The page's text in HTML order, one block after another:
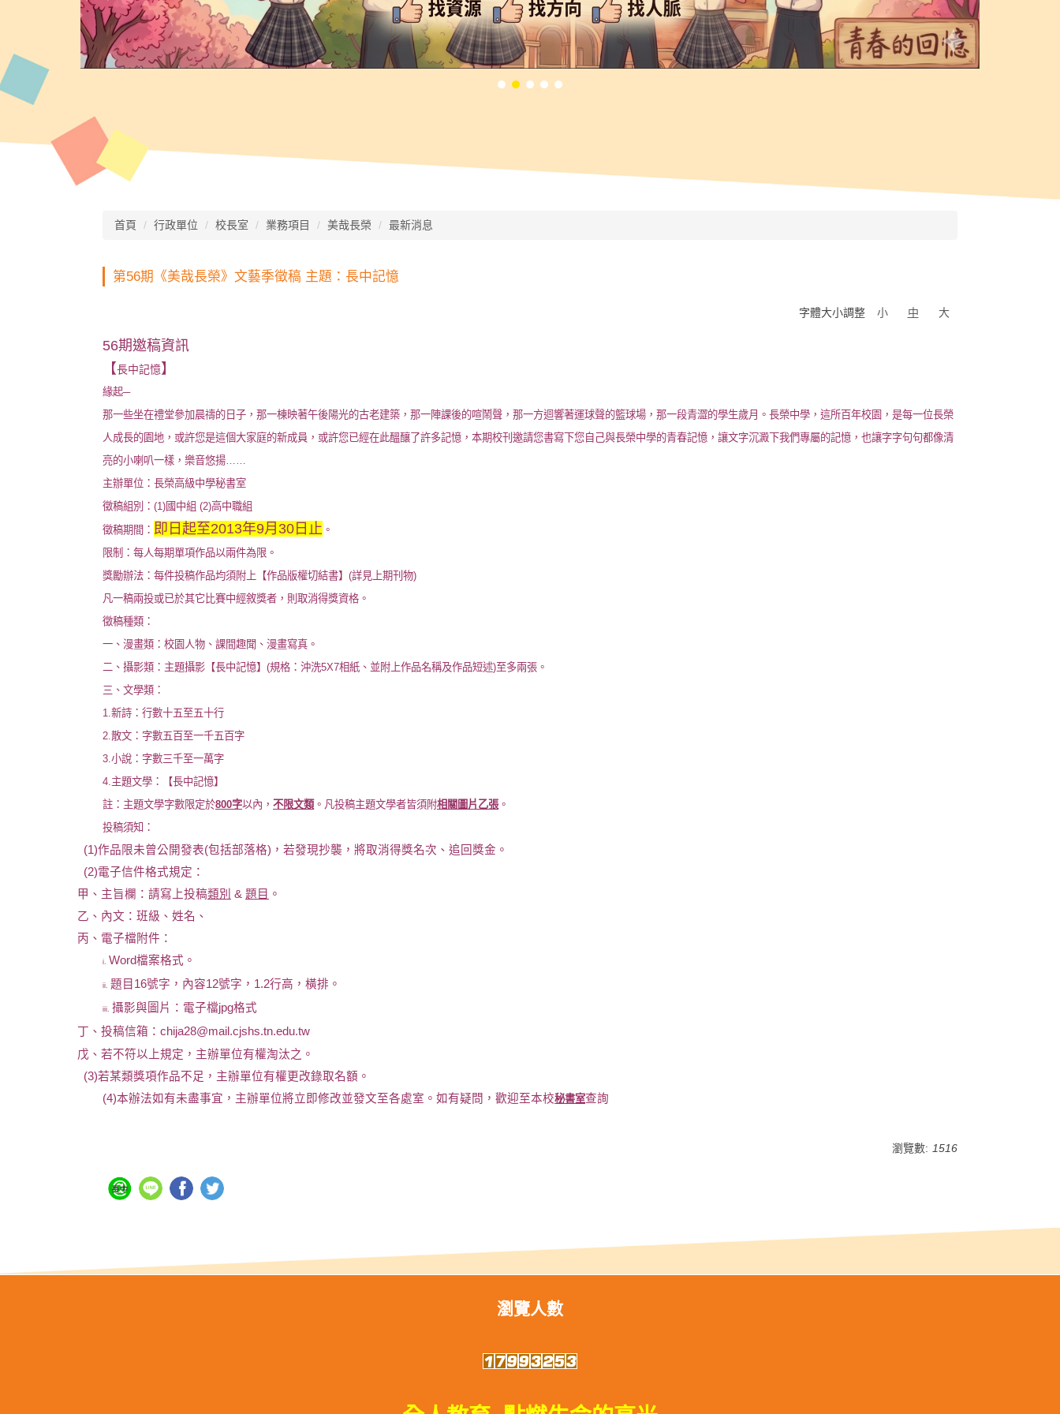
首頁 行政單位 校長室 業務項目 美哉長榮 最新消息
第56期《美哉長榮》文藝季徵稿 主題：長中記憶
字體大小調整 小 中 大
56期邀稿資訊
【長中記憶】
緣起─
那一些坐在禮堂參加晨禱的日子，那一棟映著午後陽光的古老建築，那一陣課後的喧鬧聲，那一方迴響著運球聲的籃球場，那一段青澀的學生歲月。長榮中學，這所百年校園，是每一位長榮
人成長的園地，或許您是這個大家庭的新成員，或許您已經在此醞釀了許多記憶，本期校刊邀請您書寫下您自己與長榮中學的青春記憶，讓文字沉澱下我們專屬的記憶，也讓字字句句都像清
亮的小喇叭一樣，樂音悠揚……
主辦單位：長榮高級中學秘書室
徵稿組別： (1)國中組 (2)高中職組
徵稿期間： 即日起至2013年9月 30 日止 。
限制：每人每期單項作品以兩件為限。
獎勵辦法：每件投稿作品均須附上【作品版權切結書】 (詳見上期刊物)
凡一稿兩投或已於其它比賽中經敘獎者，則取消得獎資格。
徵稿種類：
一、漫畫類：校園人物、課間趣聞、漫畫寫真。
二、攝影類：主題攝影【長中記憶】 (規格：沖洗5X7相紙、並附上作品名稱及作品短述)至多兩張。
三、文學類：
1.新詩：行數十五至五十行
2.散文：字數五百至一千五百字
3.小說：字數三千至一萬字
4.主題文學：【長中記憶】
註：主題文學字數限定於800字以內， 不限文類 。凡投稿主題文學者皆須附相關圖片乙張。
投稿須知：
(1)作品限未曾公開發表(包括部落格) ，若發現抄襲，將取消得獎名次、追回獎金。
(2)電子信件格式規定：
甲、主旨欄：請寫上投稿類別 & 題目 。
乙、內文：班級、姓名、
丙、電子檔附件：
i. Word檔案格式。
ii. 題目 16號字，內容12號字， 1.2行高，橫排。
iii. 攝影與圖片：電子檔jpg格式
丁、投稿信箱： chija28@mail.cjshs.tn.edu.tw
戊、若不符以上規定，主辦單位有權淘汰之。
(3)若某類獎項作品不足，主辦單位有權更改錄取名額。
(4)本辦法如有未盡事宜，主辦單位將立即修改並發文至各處室。如有疑問，歡迎至本校秘書室查詢
瀏覽數: 1516
瀏覽人數